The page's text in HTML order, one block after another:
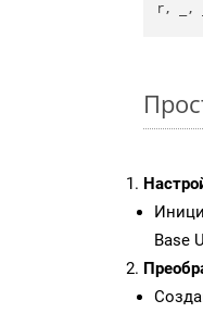
r, _,
Base